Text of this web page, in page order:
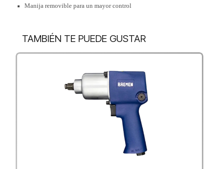
Manija removible para un mayor control
TAMBIÉN TE PUEDE GUSTAR